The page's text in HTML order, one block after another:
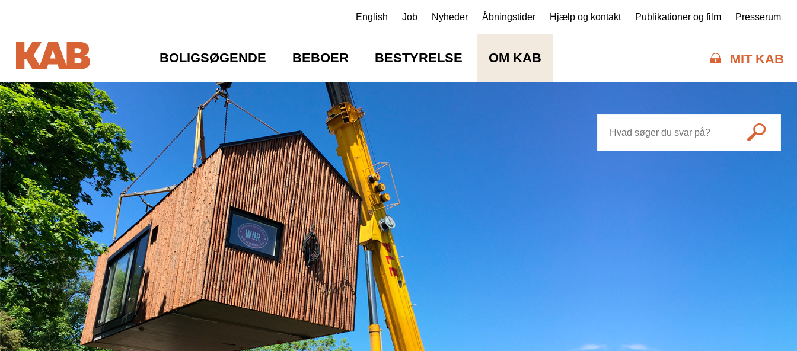
English Job Nyheder Åbningstider Hjælp og kontakt Publikationer og film Presserum
BOLIGSØGENDE BEBOER BESTYRELSE OM KAB MIT KAB